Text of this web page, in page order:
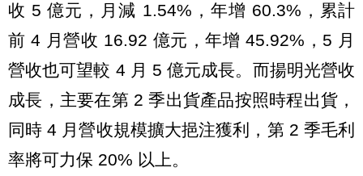
收 5 億元，月減 1.54%，年增 60.3%，累計
前 4 月營收 16.92 億元，年增 45.92%，5 月
營收也可望較 4 月 5 億元成長。而揚明光營收
成長，主要在第 2 季出貨產品按照時程出貨，
同時 4 月營收規模擴大挹注獲利，第 2 季毛利
率將可力保 20% 以上。